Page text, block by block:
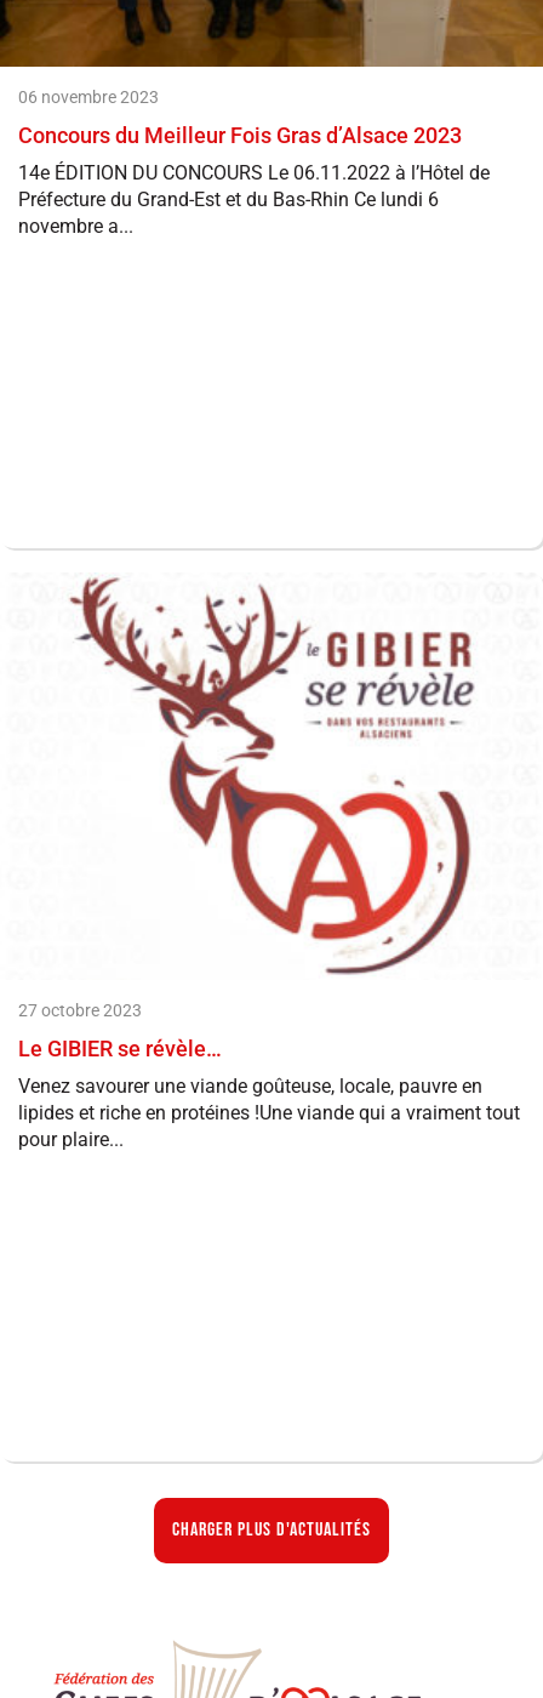
06 novembre 2023
Concours du Meilleur Fois Gras d’Alsace 2023
14e ÉDITION DU CONCOURS Le 06.11.2022 à l’Hôtel de
Préfecture du Grand-Est et du Bas-Rhin Ce lundi 6
novembre a...
27 octobre 2023
Le GIBIER se révèle…
Venez savourer une viande goûteuse, locale, pauvre en
lipides et riche en protéines !Une viande qui a vraiment tout
pour plaire...
Charger plus d'actualités